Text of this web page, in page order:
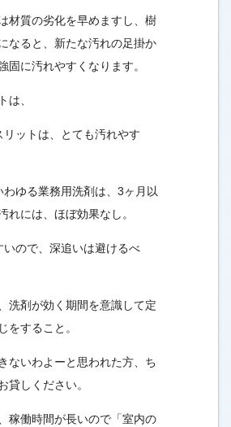
材質の劣化を早めますし、樹
なると、新たな汚れの足掛か
固に汚れやすくなります。
は、
リットは、とても汚れやす
わゆる業務用洗剤は、3ヶ月以
れには、ほぼ効果なし。
いので、深追いは避けるべ
洗剤が効く期間を意識して定
をすること。
ないわよーと思われた方、ち
貸しください。
稼働時間が長いので「室内の